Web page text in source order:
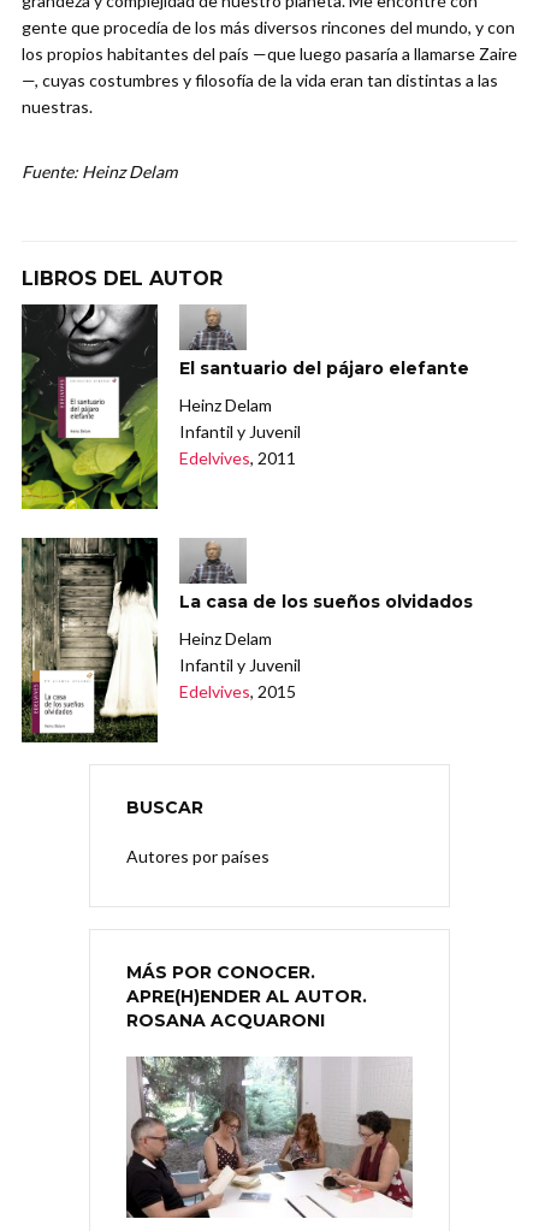
gente que procedía de los más diversos rincones del mundo, y con
los propios habitantes del país —que luego pasaría a llamarse Zaire
—, cuyas costumbres y filosofía de la vida eran tan distintas a las
nuestras.
Fuente: Heinz Delam
LIBROS DEL AUTOR
El santuario del pájaro elefante
Heinz Delam
Infantil y Juvenil
Edelvives, 2011
La casa de los sueños olvidados
Heinz Delam
Infantil y Juvenil
Edelvives, 2015
BUSCAR
Autores por países
MÁS POR CONOCER.
APRE(H)ENDER AL AUTOR.
ROSANA ACQUARONI